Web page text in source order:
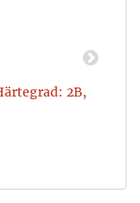
2B,